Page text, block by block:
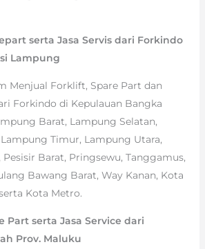
serta Jasa Servis dari Forkindo
Lampung
Menjual Forklift, Spare Part dan
Forkindo di Kepulauan Bangka
Barat, Lampung Selatan,
Timur, Lampung Utara,
Pesisir Barat, Pringsewu, Tanggamus,
Bawang Barat, Way Kanan, Kota
Kota Metro.
Part serta Jasa Service dari
Prov. Maluku